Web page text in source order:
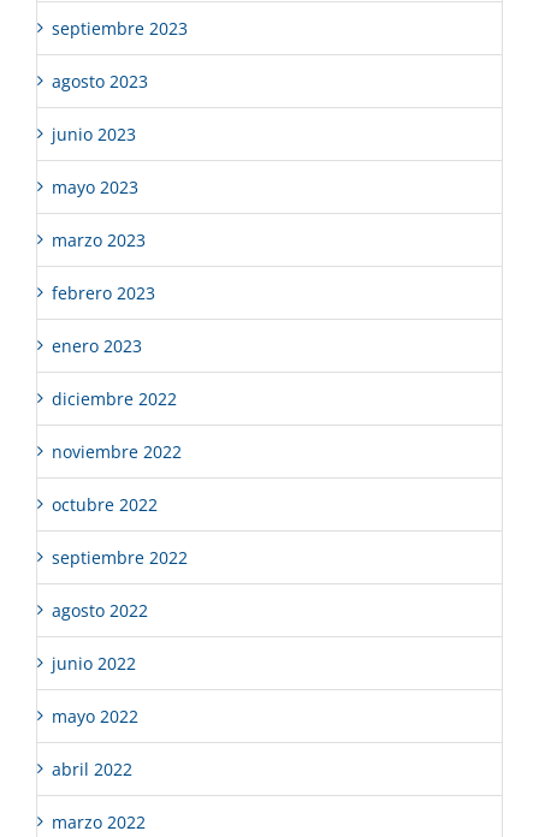
septiembre 2023
agosto 2023
junio 2023
mayo 2023
marzo 2023
febrero 2023
enero 2023
diciembre 2022
noviembre 2022
octubre 2022
septiembre 2022
agosto 2022
junio 2022
mayo 2022
abril 2022
marzo 2022